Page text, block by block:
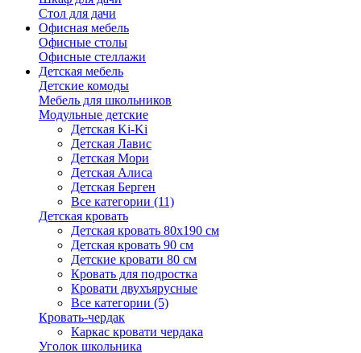
Стол для дачи
Офисная мебель
Офисные столы
Офисные стеллажи
Детская мебель
Детские комоды
Мебель для школьников
Модульные детские
Детская Ki-Ki
Детская Лавис
Детская Мори
Детская Алиса
Детская Берген
Все категории (11)
Детская кровать
Детская кровать 80х190 см
Детская кровать 90 см
Детские кровати 80 см
Кровать для подростка
Кровати двухъярусные
Все категории (5)
Кровать-чердак
Каркас кровати чердака
Уголок школьника